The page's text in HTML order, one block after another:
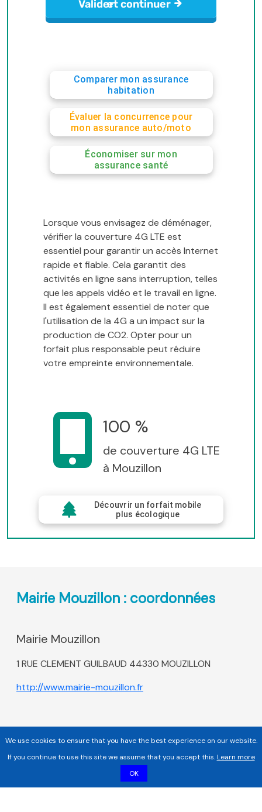
Comparer mon assurance
habitation
Évaluer la concurrence pour
mon assurance auto/moto
Économiser sur mon
assurance santé
Lorsque vous envisagez de déménager,
vérifier la couverture 4G LTE est
essentiel pour garantir un accès Internet
rapide et fiable. Cela garantit des
activités en ligne sans interruption, telles
que les appels vidéo et le travail en ligne.
Il est également essentiel de noter que
l'utilisation de la 4G a un impact sur la
production de CO2. Opter pour un
forfait plus responsable peut réduire
votre empreinte environnementale.
100 %
de couverture 4G LTE
à Mouzillon
Découvrir un forfait mobile
plus écologique
Mairie Mouzillon : coordonnées
Mairie Mouzillon
1 RUE CLEMENT GUILBAUD 44330 MOUZILLON
http://www.mairie-mouzillon.fr
We use cookies to ensure that you have the best experience on our website.
If you continue to use this site we assume that you accept this.Learn more
OK